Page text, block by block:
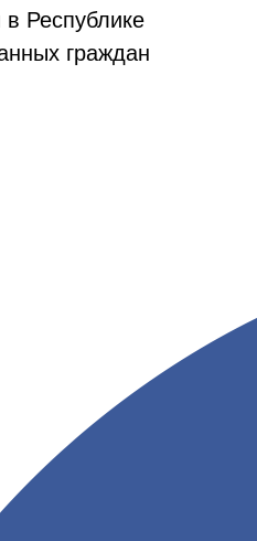
Республике
граждан